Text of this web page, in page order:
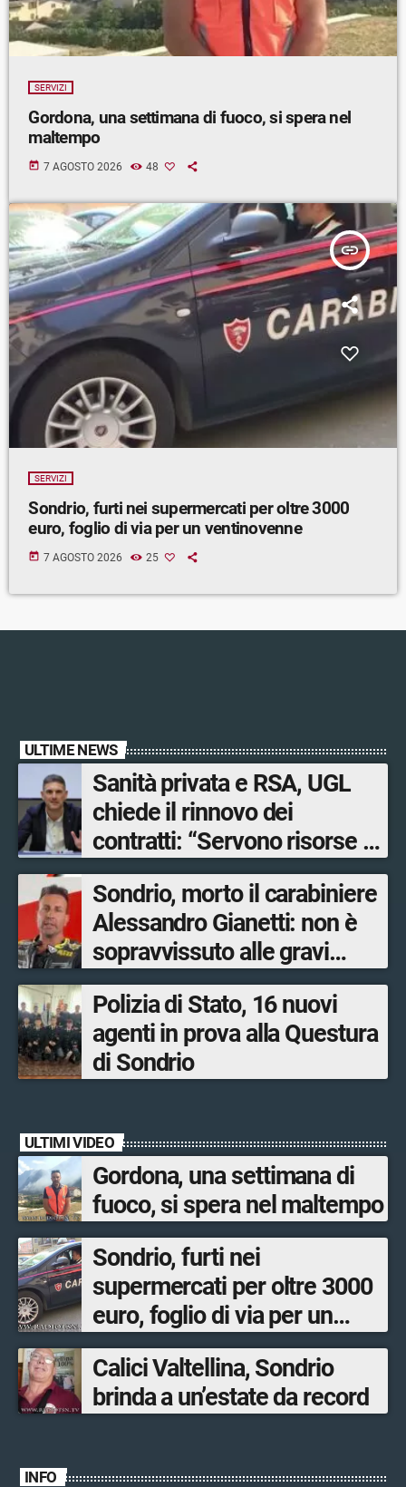
SERVIZI
Gordona, una settimana di fuoco, si spera nel
maltempo
today 7 AGOSTO 2026 48
insert_link
SERVIZI
Sondrio, furti nei supermercati per oltre 3000
euro, foglio di via per un ventinovenne
today 7 AGOSTO 2026 25
ULTIME NEWS
Sanità privata e RSA, UGL
chiede il rinnovo dei
contratti: “Servono risorse e
salari adeguati”
Sondrio, morto il carabiniere
Alessandro Gianetti: non è
sopravvissuto alle gravi
ustioni
Polizia di Stato, 16 nuovi
agenti in prova alla Questura
di Sondrio
ULTIMI VIDEO
Gordona, una settimana di
fuoco, si spera nel maltempo
Sondrio, furti nei
supermercati per oltre 3000
euro, foglio di via per un
ventinovenne
Calici Valtellina, Sondrio
brinda a un’estate da record
INFO